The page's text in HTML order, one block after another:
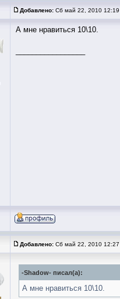
Добавлено: Сб май 22, 2010 12:19
А мне нравиться 10\10.
Добавлено: Сб май 22, 2010 12:27
-Shadow- писал(а):
А мне нравиться 10\10.